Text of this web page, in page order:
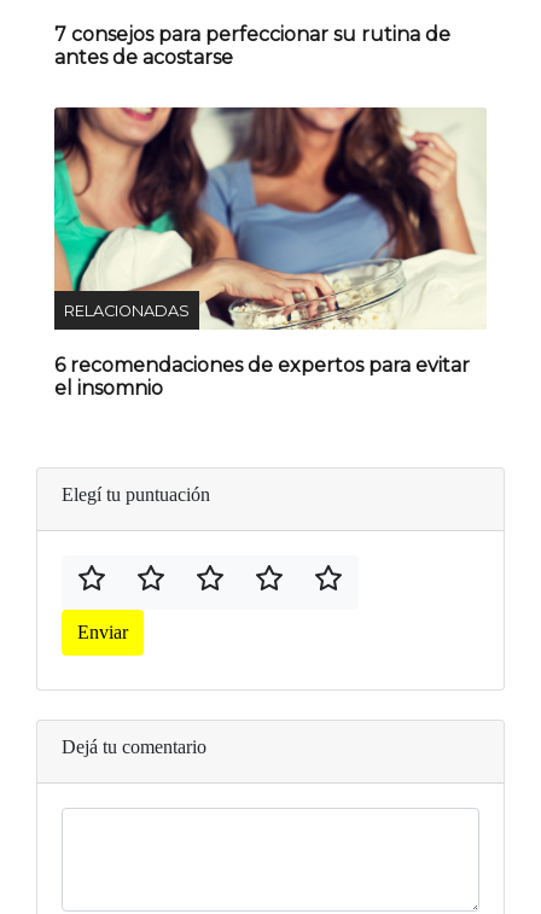
7 consejos para perfeccionar su rutina de
antes de acostarse
RELACIONADAS
6 recomendaciones de expertos para evitar
el insomnio
Elegí tu puntuación
Enviar
Dejá tu comentario